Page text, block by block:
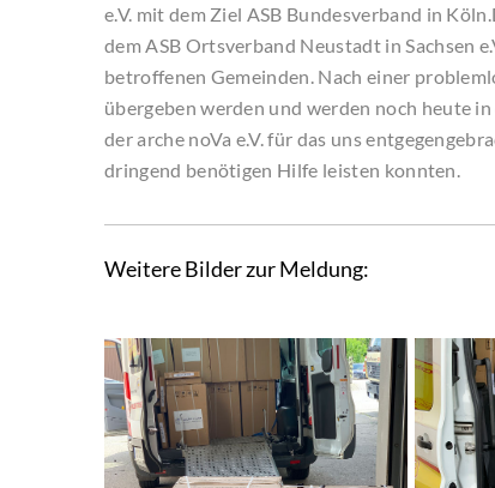
e.V. mit dem Ziel ASB Bundesverband in
dem ASB Ortsverband Neustadt in Sachsen
betroffenen Gemeinden. Nach einer
übergeben werden und werden noch heute
der arche noVa e.V. für das uns
dringend benötigen Hilfe leisten konnten.
Weitere Bilder zur Meldung: